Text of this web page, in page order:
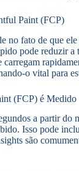
Paint (FCP)
no fato de que
pode reduzir a
carregam
o vital para
(FCP) é Medido
a partir do
Isso pode
são